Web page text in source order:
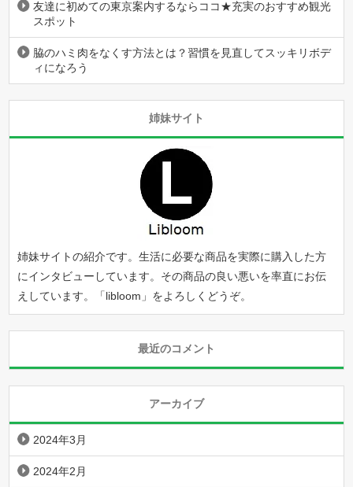
友達に初めての東京案内するならココ★充実のおすすめ観光
スポット
脇のハミ肉をなくす方法とは？習慣を見直してスッキリボデ
ィになろう
姉妹サイト
姉妹サイトの紹介です。生活に必要な商品を実際に購入した方
にインタビューしています。その商品の良い悪いを率直にお伝
えしています。「libloom 」をよろしくどうぞ。
最近のコメント
アーカイブ
2024年3月
2024年2月